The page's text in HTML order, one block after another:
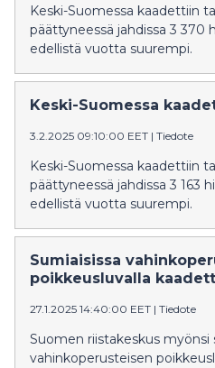
Keski-Suomessa kaadettiin
päättyneessä jahdissa 3 370
edellistä vuotta suurempi.
Keski-Suomessa
3.2.2025 09:10:00 EET | Tiedote
Keski-Suomessa kaadettiin
päättyneessä jahdissa 3 163
edellistä vuotta suurempi.
Sumiaisissa
poikkeusluvalla
27.1.2025 14:40:00 EET | Tiedote
Suomen riistakeskus myönsi
vahinkoperusteisen